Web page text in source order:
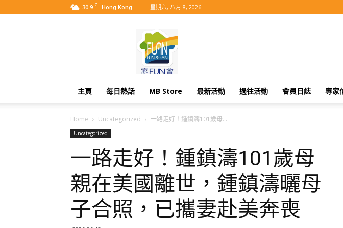
30.9 C Hong Kong 星期六, 八月 8, 2026
主頁 每日熱話 MB Store 最新活動 過往活動 會員日誌 專家
Home Uncategorized 一路走好！鍾鎮濤101歲母...
Uncategorized
一路走好！鍾鎮濤101歲母
親在美國離世，鍾鎮濤曬母
子合照，已攜妻赴美奔喪